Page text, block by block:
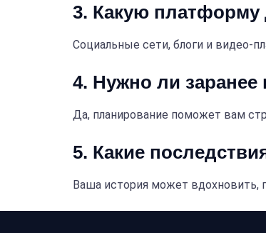
3. Какую платформу
Социальные сети, блоги и видео-
4. Нужно ли заранее
Да, планирование поможет вам
5. Какие
Ваша история может вдохновить,